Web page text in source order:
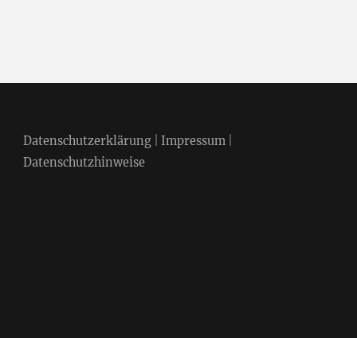
Datenschutzerklärung| Impressum|
Datenschutzhinweise